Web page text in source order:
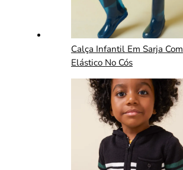
Calça Infantil Em Sarja Com
Elástico No Cós